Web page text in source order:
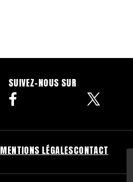
SUIVEZ-NOUS SUR
MENTIONS LÉGALESCONTACT